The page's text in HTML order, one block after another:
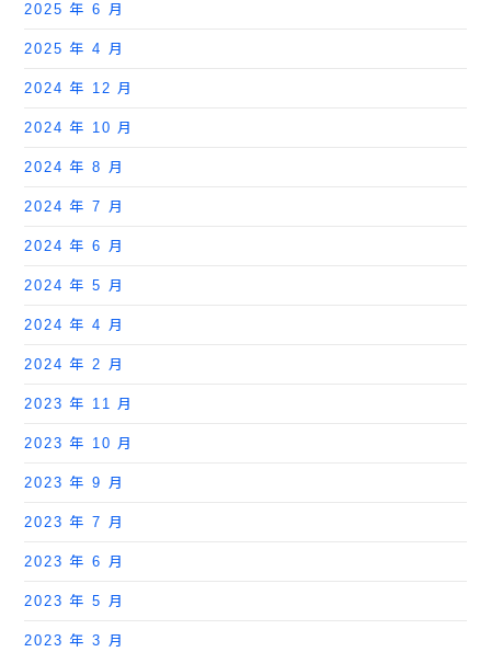
2025 年 6 月
2025 年 4 月
2024 年 12 月
2024 年 10 月
2024 年 8 月
2024 年 7 月
2024 年 6 月
2024 年 5 月
2024 年 4 月
2024 年 2 月
2023 年 11 月
2023 年 10 月
2023 年 9 月
2023 年 7 月
2023 年 6 月
2023 年 5 月
2023 年 3 月